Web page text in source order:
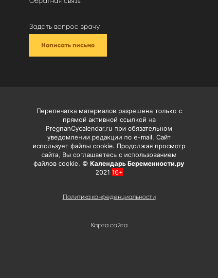
Задать вопрос врачу
Написать письмо
Карта сайта
Перепечатка материалов разрешена только с
прямой активной ссылкой на
PregnanCycalendar.ru при обязательном
уведомлении редакции по e-mail. Сайт
использует файлы cookie. Продолжая просмотр
сайта, Вы соглашаетесь с использованием
файлов cookie. © Календарь Беременности.ру
2021 16+
Политика конфеденциальности